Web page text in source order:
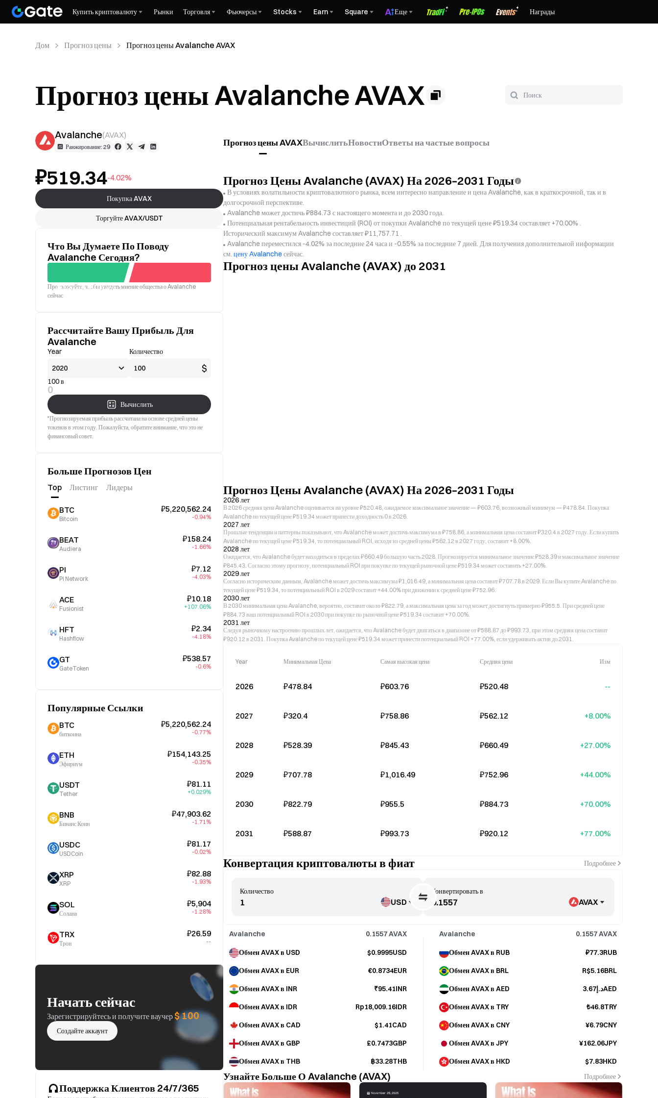
Купить криптовалюту Рынки Торговля Фьючерсы Stocks Earn Square Еще Награды
Дом Прогноз цены Прогноз цены Avalanche AVAX
Прогноз цены Avalanche AVAX
Avalanche(AVAX)
Ранжирование: 29 Прогноз цены AVAXВычислитьНовостиОтветы на частые вопросы
₽519.34-4.02%
Покупка AVAX
Торгуйте AVAX/USDT
Что Вы Думаете По Поводу
Avalanche Сегодня?
Хорошо Плохой
Проголосуйте, чтобы увидеть мнение общества о Avalanche
сейчас
Рассчитайте Вашу Прибыль Для
Avalanche
Year Количество
$
100 в
0
Вычислить
*Прогнозируемая прибыль рассчитана на основе средней цены
токенов в этом году. Пожалуйста, обратите внимание, что это не
финансовый совет.
Больше Прогнозов Цен
Top Листинг Лидеры
BTC
Bitcoin
₽5,220,562.24
-0.94%
BEAT
Audiera
₽158.24
-1.66%
PI
Pi Network
₽7.12
-4.03%
ACE
Fusionist
₽10.18
+107.06%
HFT
Hashflow
₽2.34
-4.18%
GT
GateToken
₽538.57
-0.6%
Популярные Ссылки
BTC
биткоина
₽5,220,562.24
-0.77%
ETH
Эфириум
₽154,143.25
-0.35%
USDT
Tether
₽81.11
+0.029%
BNB
Бинанс Коин
₽47,903.62
-1.71%
USDC
USDCoin
₽81.17
-0.02%
XRP
XRP
₽82.88
-1.93%
SOL
Солана
₽5,904
-1.28%
TRX
Трон
₽26.59
--
Начать сейчас
Зарегистрируйтесь и получите ваучер$ 100
Создайте аккаунт
Поддержка Клиентов 24/7/365
Прогноз Цены Avalanche (AVAX) На 2026–2031 Годы
В условиях волатильности криптовалютного рынка, всем интересно направление и цена Avalanche, как в краткосрочной, так и в
долгосрочной перспективе.
Avalanche может достичь ₽884.73 с настоящего момента и до 2030 года.
Потенциальная рентабельность инвестиций (ROI) от покупки Avalanche по текущей цене ₽519.34 составляет +70.00% .
Исторический максимум Avalanche составляет ₽11,757.71 .
Avalanche переместился -4.02% за последние 24 часа и -0.55% за последние 7 дней. Для получения дополнительной информации
см. цену Avalancheсейчас.
Прогноз цены Avalanche (AVAX) до 2031
Прогноз Цены Avalanche (AVAX) На 2026–2031 Годы
2026 лет
В 2026 средняя цена Avalanche оценивается на уровне ₽520.48, ожидаемое максимальное значение — ₽603.76, возможный минимум — ₽478.84. Покупка
Avalanche по текущей цене ₽519.34 может принести доходность 0 в 2026.
2027 лет
Прошлые тенденции и паттерны показывают, что Avalanche может достичь максимума в ₽758.86, а минимальная цена составит ₽320.4 в 2027 году. Если купить
Avalanche по текущей цене ₽519.34, то потенциальный ROI, исходя из средней цены ₽562.12 в 2027 году, составит +8.00%.
2028 лет
Ожидается, что Avalanche будет находиться в пределах ₽660.49 большую часть 2028. Прогнозируется минимальное значение ₽528.39 и максимальное значение
₽845.43. Согласно этому прогнозу, потенциальный ROI при покупке по текущей рыночной цене ₽519.34 может составить +27.00%.
2029 лет
Согласно историческим данным, Avalanche может достичь максимума ₽1,016.49, а минимальная цена составит ₽707.78 в 2029. Если Вы купите Avalanche по
текущей цене ₽519.34, то потенциальный ROI в 2029 составит +44.00% при движении к средней цене ₽752.96.
2030 лет
В 2030 минимальная цена Avalanche, вероятно, составит около ₽822.79, а максимальная цена за год может достигнуть примерно ₽955.5. При средней цене
₽884.73 ваш потенциальный ROI в 2030 при покупке по рыночной цене ₽519.34 составит +70.00%.
2031 лет
Следуя рыночному настроению прошлых лет, ожидается, что Avalanche будет двигаться в диапазоне от ₽588.87 до ₽993.73, при этом средняя цена составит
₽920.12 в 2031. Покупка Avalanche по текущей цене ₽519.34 может принести потенциальный ROI +77.00%, если удерживать актив до 2031.
Year Минимальная Цена Самая высокая цена Средняя цена Изм
2026 ₽478.84 ₽603.76 ₽520.48 --
2027 ₽320.4 ₽758.86 ₽562.12 +8.00%
2028 ₽528.39 ₽845.43 ₽660.49 +27.00%
2029 ₽707.78 ₽1,016.49 ₽752.96 +44.00%
2030 ₽822.79 ₽955.5 ₽884.73 +70.00%
2031 ₽588.87 ₽993.73 ₽920.12 +77.00%
Конвертация криптовалюты в фиат Подробнее
Конвертировать в
AVAX
Количество
USD
Avalanche 0.1557AVAX
Обмен AVAX в USD $0.9995USD
Обмен AVAX в EUR €0.8734EUR
Обмен AVAX в INR ₹95.41INR
Обмен AVAX в IDR Rp18,009.16IDR
Обмен AVAX в CAD $1.41CAD
Обмен AVAX в GBP £0.7473GBP
Обмен AVAX в THB ฿33.28THB
Avalanche 0.1557AVAX
Обмен AVAX в RUB ₽77.3RUB
Обмен AVAX в BRL R$5.16BRL
Обмен AVAX в AED د.إ3.67AED
Обмен AVAX в TRY ₺46.8TRY
Обмен AVAX в CNY ¥6.79CNY
Обмен AVAX в JPY ¥162.06JPY
Обмен AVAX в HKD $7.83HKD
Узнайте Больше О Avalanche (AVAX) Подробнее